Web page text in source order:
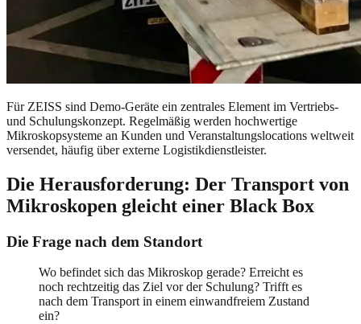
Für ZEISS sind Demo-Geräte ein zentrales Element im Vertriebs-
und Schulungskonzept. Regelmäßig werden hochwertige
Mikroskopsysteme an Kunden und Veranstaltungslocations weltweit
versendet, häufig über externe Logistikdienstleister.
Die Herausforderung: Der Transport von
Mikroskopen gleicht einer Black Box
Die Frage nach dem Standort
Wo befindet sich das Mikroskop gerade? Erreicht es
noch rechtzeitig das Ziel vor der Schulung? Trifft es
nach dem Transport in einem einwandfreiem Zustand
ein?